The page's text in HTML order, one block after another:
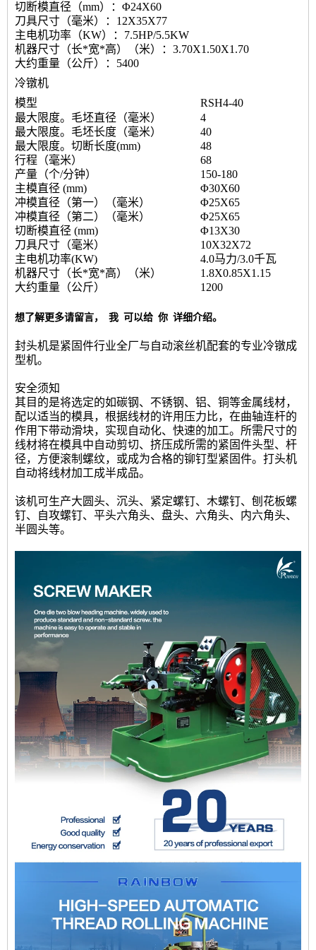
切断模直径（mm）：Φ24X60
刀具尺寸（毫米）：12X35X77
主电机功率（KW）：7.5HP/5.5KW
机器尺寸（长*宽*高）（米）：3.70X1.50X1.70
大约重量（公斤）：5400
冷镦机
模型
RSH4-40
最大限度。毛坯直径（毫米）
4
最大限度。毛坯长度（毫米）
40
最大限度。切断长度(mm)
48
行程（毫米）
68
产量（个/分钟）
150-180
主模直径 (mm)
Φ30X60
冲模直径（第一）（毫米）
Φ25X65
冲模直径（第二）（毫米）
Φ25X65
切断模直径 (mm)
Φ13X30
刀具尺寸（毫米）
10X32X72
主电机功率(KW)
4.0马力/3.0千瓦
机器尺寸（长*宽*高）（米）
1.8X0.85X1.15
大约重量（公斤）
1200
想了解更多请留言， 我 可以给 你 详细介绍。
封头机是紧固件行业全厂与自动滚丝机配套的专业冷镦成
型机。
安全须知
其目的是将选定的如碳钢、不锈钢、铝、铜等金属线材，
配以适当的模具，根据线材的许用压力比，在曲轴连杆的
作用下带动滑块，实现自动化、快速的加工。所需尺寸的
线材将在模具中自动剪切、挤压成所需的紧固件头型、杆
径，方便滚制螺纹，或成为合格的铆钉型紧固件。打头机
自动将线材加工成半成品。
该机可生产大圆头、沉头、紧定螺钉、木螺钉、刨花板螺
钉、自攻螺钉、平头六角头、盘头、六角头、内六角头、
半圆头等。